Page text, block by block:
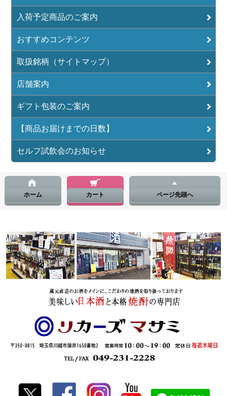
入荷予定商品のご案内
おすすめコンテンツ
取扱銘柄（サイトマップ）
店舗案内
ギフト包装のご案内
【商品お届けまでの日数】
セルフ試飲会のお知らせ
ホーム カート ページ先頭へ